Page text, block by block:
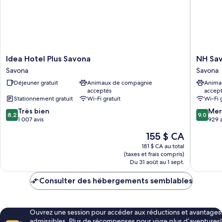
Idea
Hotel
Plus
Savona
Idea Hotel Plus Savona
Savona
Déjeuner gratuit
Animaux de compagnie
acceptés
Stationnement gratuit
Wi-Fi gratuit
8.2
sur
8,2 Très bien
1 007 avis
Le
prix
est
de
155 $ CA
155 $ CA
181 $ CA au total
(taxes et frais compris)
Du 31 août au 1 sept.
NH
Savona
Darsena
Savona
NH
Savona
Wi-Fi
9.0
sur
9,0
929
Consulter des hébergements semblables
Ouvrez une session pour accéder aux réductions et avantages